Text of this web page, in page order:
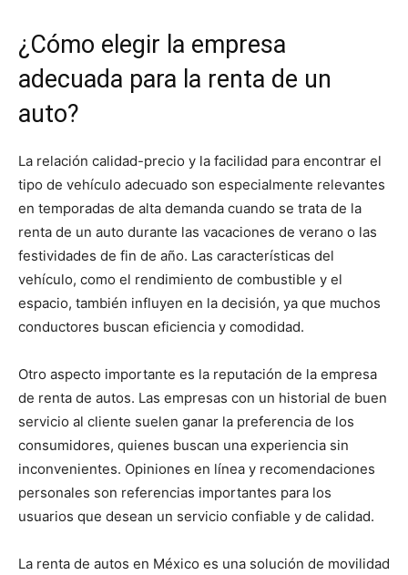
¿Cómo elegir la empresa
adecuada para la renta de un
auto?
La relación calidad-precio y la facilidad para encontrar el
tipo de vehículo adecuado son especialmente relevantes
en temporadas de alta demanda cuando se trata de la
renta de un auto durante las vacaciones de verano o las
festividades de fin de año. Las características del
vehículo, como el rendimiento de combustible y el
espacio, también influyen en la decisión, ya que muchos
conductores buscan eficiencia y comodidad.
Otro aspecto importante es la reputación de la empresa
de renta de autos. Las empresas con un historial de buen
servicio al cliente suelen ganar la preferencia de los
consumidores, quienes buscan una experiencia sin
inconvenientes. Opiniones en línea y recomendaciones
personales son referencias importantes para los
usuarios que desean un servicio confiable y de calidad.
La renta de autos en México es una solución de movilidad